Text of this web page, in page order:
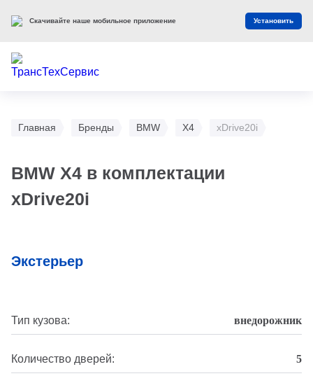
Главная Бренды BMW X4 xDrive20i
BMW X4 в комплектации
xDrive20i
Экстерьер
Тип кузова: внедорожник
Количество дверей: 5
Скачивайте наше мобильное приложение Установить